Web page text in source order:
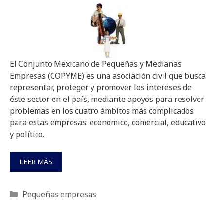
El Conjunto Mexicano de Pequeñas y Medianas
Empresas (COPYME) es una asociación civil que busca
representar, proteger y promover los intereses de
éste sector en el país, mediante apoyos para resolver
problemas en los cuatro ámbitos más complicados
para estas empresas: económico, comercial, educativo
y político.
LEER MÁS
Categorías
Pequeñas empresas